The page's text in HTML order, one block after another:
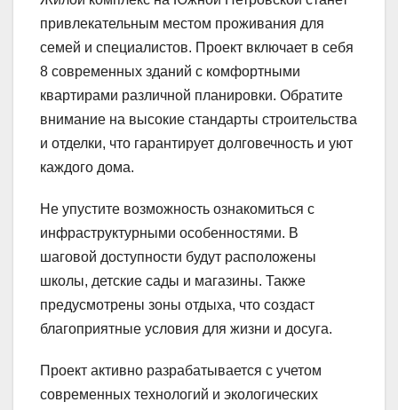
привлекательным местом проживания для
семей и специалистов. Проект включает в себя
8 современных зданий с комфортными
квартирами различной планировки. Обратите
внимание на высокие стандарты строительства
и отделки, что гарантирует долговечность и уют
каждого дома.
Не упустите возможность ознакомиться с
инфраструктурными особенностями. В
шаговой доступности будут расположены
школы, детские сады и магазины. Также
предусмотрены зоны отдыха, что создаст
благоприятные условия для жизни и досуга.
Проект активно разрабатывается с учетом
современных технологий и экологических